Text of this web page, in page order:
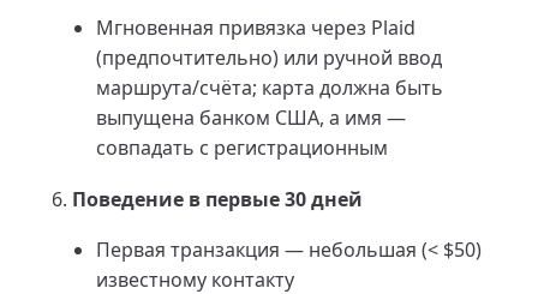
Мгновенная привязка через Plaid
(предпочтительно) или ручной ввод
маршрута/счёта; карта должна быть
выпущена банком США, а имя —
совпадать с регистрационным
Поведение в первые 30 дней
Первая транзакция — небольшая (< $50)
известному контакту